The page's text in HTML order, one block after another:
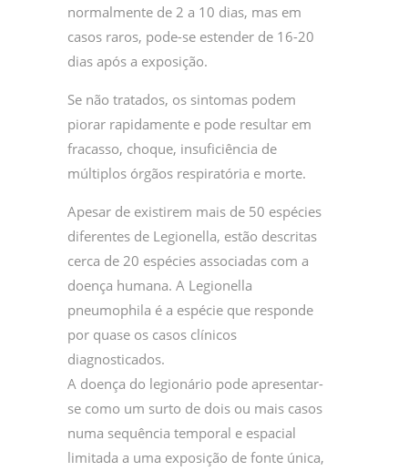
normalmente de 2 a 10 dias, mas em
casos raros, pode-se estender de 16-20
dias após a exposição.
Se não tratados, os sintomas podem
piorar rapidamente e pode resultar em
fracasso, choque, insuficiência de
múltiplos órgãos respiratória e morte.
Apesar de existirem mais de 50 espécies
diferentes de Legionella, estão descritas
cerca de 20 espécies associadas com a
doença humana. A Legionella
pneumophila é a espécie que responde
por quase os casos clínicos
diagnosticados.
A doença do legionário pode apresentar-
se como um surto de dois ou mais casos
numa sequência temporal e espacial
limitada a uma exposição de fonte única,